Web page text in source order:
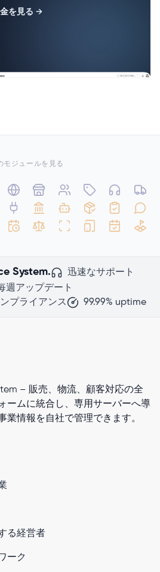
を見る →
モジュールを見る
System.
迅速なサポート
週アップデート
プライアンス
99.99% uptime
– 販売、物流、顧客対応の全
ームに統合し、専用サーバーへ導
業情報を自社で管理できます。
る経営者
ーク